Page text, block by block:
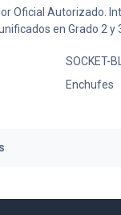
Oficial Autorizado.
en Grado 2 y
SOCKET-BL
Enchufes